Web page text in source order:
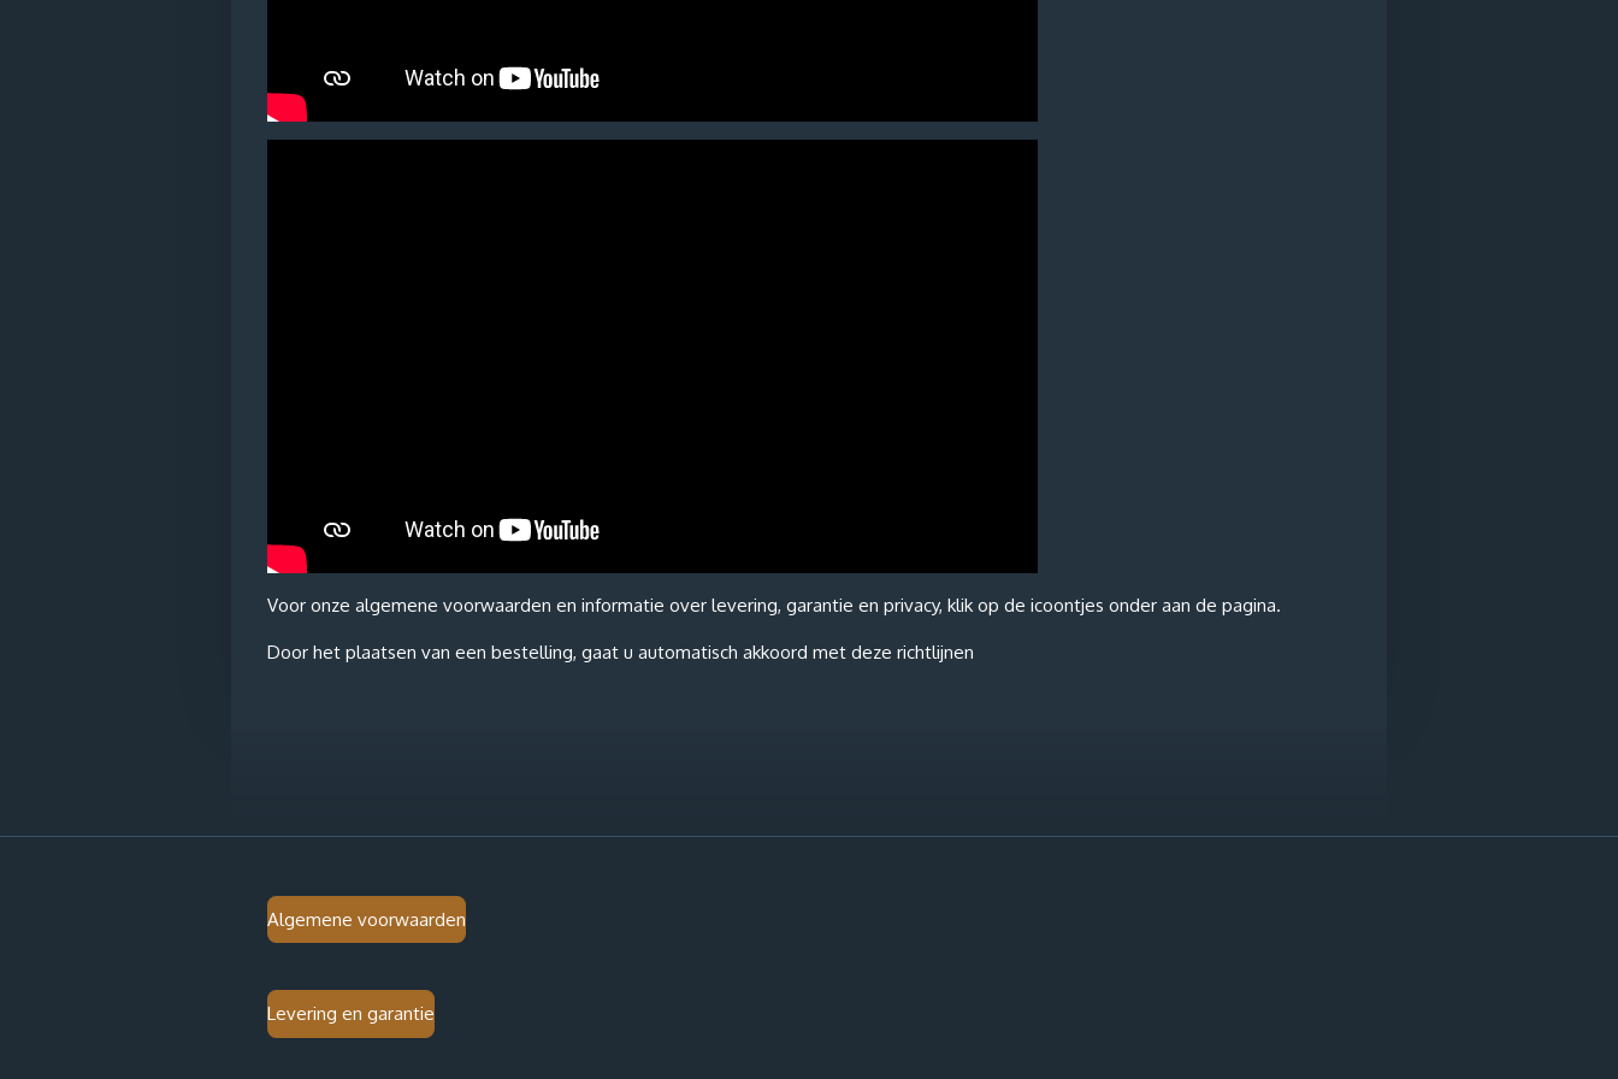
Voor onze algemene voorwaarden en informatie over levering, garantie en privacy, klik op de icoontjes onder aan de pagina.
Door het plaatsen van een bestelling, gaat u automatisch akkoord met deze richtlijnen
Algemene voorwaarden
Levering en garantie